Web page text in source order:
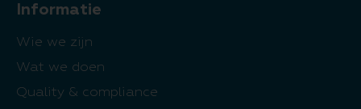
Informatie
Wie we zijn
Wat we doen
Quality & compliance